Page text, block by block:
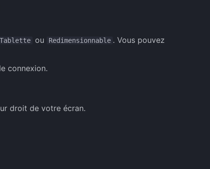
Tablette ou Redimensionnable . Vous pouvez
connexion.
droit de votre écran.